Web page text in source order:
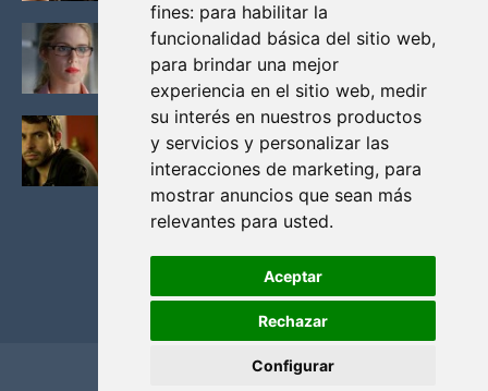
fines: para habilitar la
funcionalidad básica del sitio web,
para brindar una mejor
experiencia en el sitio web, medir
su interés en nuestros productos
y servicios y personalizar las
interacciones de marketing, para
mostrar anuncios que sean más
relevantes para usted.
Aceptar
Rechazar
Configurar
FELICITY (EMILY BETT RICKARDS), LAS FOTOS
MAS BONITAS DE LA ALIADA DE ARROW
Noviembre 30, 2013
BLACK MIRROR: TODA TU HISTORIA. EPISODIO 3.
LA CRITICA
Mayo 17, 2012
Privacidad y cookies Contacto